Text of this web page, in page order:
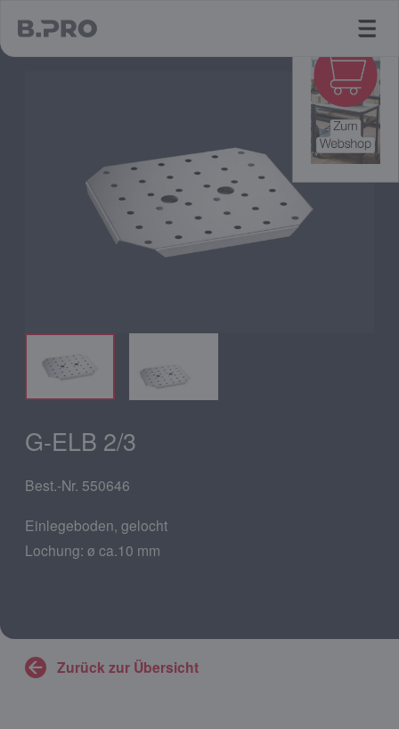
G-ELB 2/3
Best.-Nr. 550646
Einlegeboden, gelocht
Lochung: ø ca.10 mm
Zurück zur Übersicht